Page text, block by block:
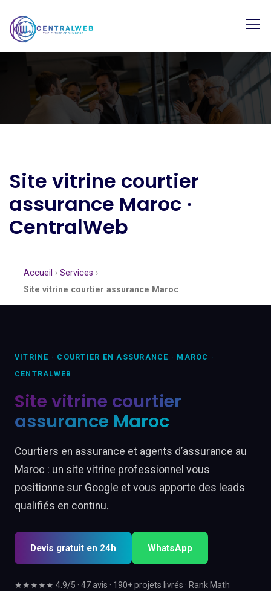
Site vitrine courtier
assurance Maroc ·
CentralWeb
Accueil › Services ›
Site vitrine courtier assurance Maroc
VITRINE · COURTIER EN ASSURANCE · MAROC ·
CENTRALWEB
Site vitrine courtier
assurance Maroc
Courtiers en assurance et agents d’assurance au
Maroc : un site vitrine professionnel vous
positionne sur Google et vous apporte des leads
qualifiés en continu.
Devis gratuit en 24h WhatsApp
★★★★★ 4.9/5 · 47 avis · 190+ projets livrés · Rank Math